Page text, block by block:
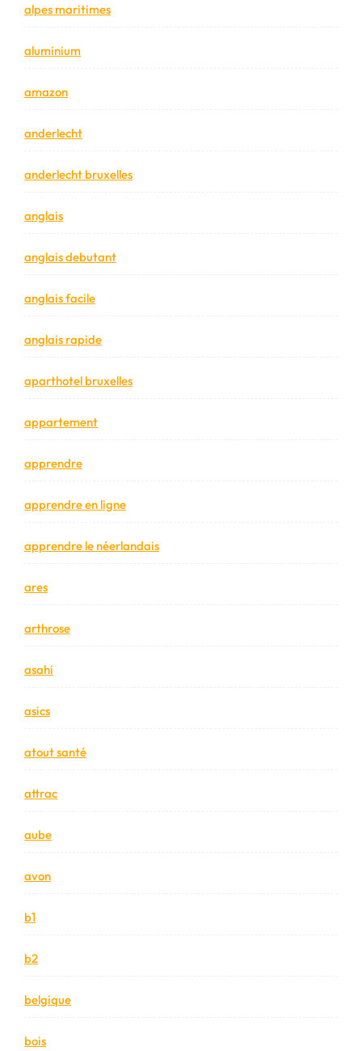
alpes maritimes
aluminium
amazon
anderlecht
anderlecht bruxelles
anglais
anglais debutant
anglais facile
anglais rapide
aparthotel bruxelles
appartement
apprendre
apprendre en ligne
apprendre le néerlandais
ares
arthrose
asahi
asics
atout santé
attrac
aube
avon
b1
b2
belgique
bois